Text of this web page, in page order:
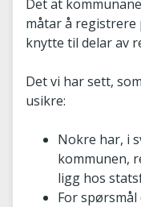
Det at
måtar å registrere
knytte til delar av
Det vi har sett,
usikre:
Nokre har, i
kommunen,
ligg hos
For